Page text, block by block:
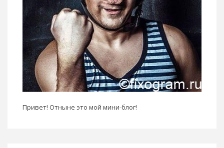
Привет! Отныне это мой мини-блог!